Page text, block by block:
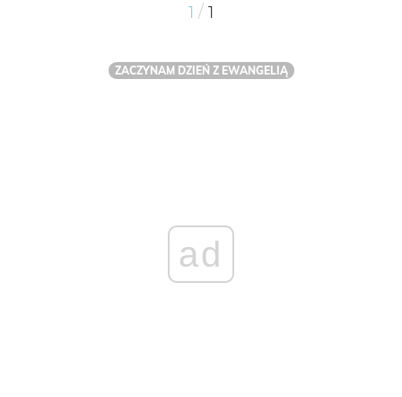
1 / 1
ZACZYNAM DZIEŃ Z EWANGELIĄ
ad